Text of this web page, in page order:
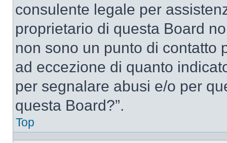
consulente legale per
proprietario di questa Board
non sono un punto di contatto
ad eccezione di quanto
per segnalare abusi e/o per
questa Board?”.
Top